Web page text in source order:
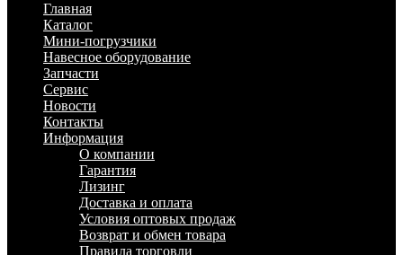
Главная
Каталог
Мини-погрузчики
Навесное оборудование
Запчасти
Сервис
Новости
Контакты
Информация
О компании
Гарантия
Лизинг
Доставка и оплата
Условия оптовых продаж
Возврат и обмен товара
Правила торговли